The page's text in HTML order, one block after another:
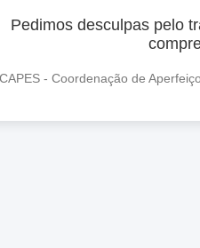
Pedimos desculpas pelo
- Coordenação de